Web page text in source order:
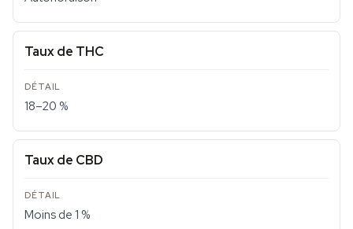
Taux de THC
18–20 %
Taux de CBD
Moins de 1 %